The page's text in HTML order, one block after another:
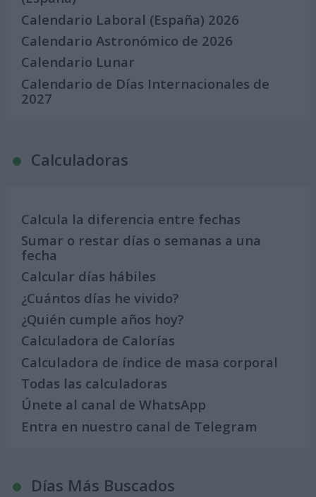
Calendario Laboral (España) 2026
Calendario Astronómico de 2026
Calendario Lunar
Calendario de Días Internacionales de
2027
Calculadoras
Calcula la diferencia entre fechas
Sumar o restar días o semanas a una
fecha
Calcular días hábiles
¿Cuántos días he vivido?
¿Quién cumple años hoy?
Calculadora de Calorías
Calculadora de índice de masa corporal
Todas las calculadoras
Únete al canal de WhatsApp
Entra en nuestro canal de Telegram
Días Más Buscados